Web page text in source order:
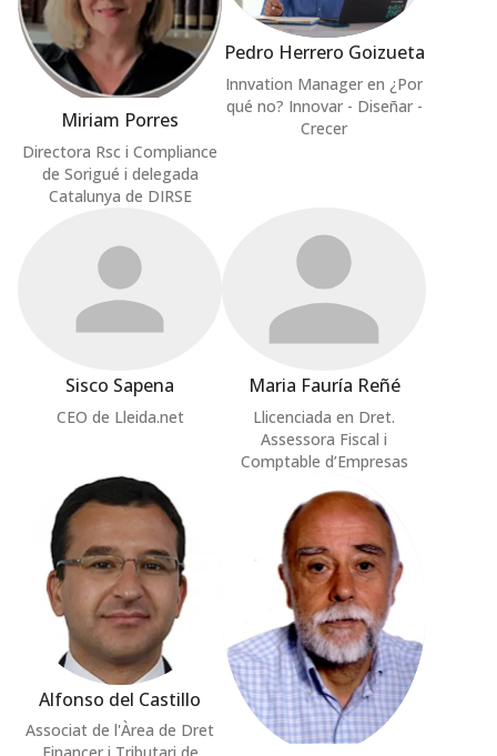
Miriam Porres
Directora Rsc i Compliance
de Sorigué i delegada
Catalunya de DIRSE
Pedro Herrero Goizueta
Innvation Manager en ¿Por
qué no? Innovar - Diseñar -
Crecer
Sisco Sapena
CEO de Lleida.net
Maria Fauría Reñé
Llicenciada en Dret.
Assessora Fiscal i
Comptable d’Empresas
Alfonso del Castillo
Associat de l'Àrea de Dret